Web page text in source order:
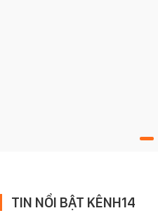
TIN NỔI BẬT KÊNH14